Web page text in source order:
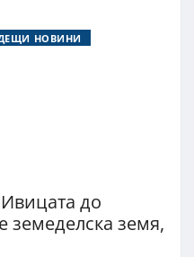
НОВИНИ
до
земеделска земя,